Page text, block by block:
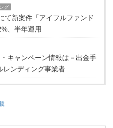
グ
て新案件「アイフルファンド
、半年運用
キャンペーン情報は－出金手
レンディング事業者